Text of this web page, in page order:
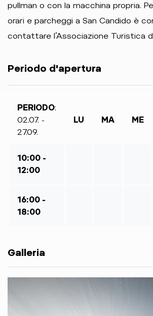
pullman o con la macchina propria.
orari e parcheggi a San Candido è
contattare l’Associazione Turistica
Periodo d'apertura
PERIODO:
02.07. -
27.09.
LU MA ME
10:00 -
12:00
16:00 -
18:00
Galleria